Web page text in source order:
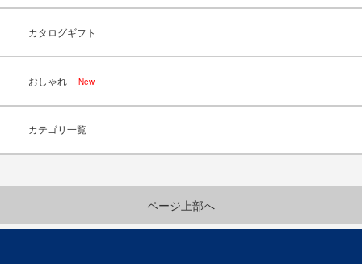
カタログギフト
おしゃれ New
カテゴリ一覧
ページ上部へ